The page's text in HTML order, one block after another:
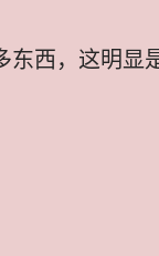
西，这明显